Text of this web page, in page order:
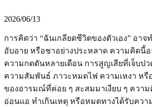
2026/06/13
การคิดว่า “ฉันเกลียดชีวิตของตัวเอง” อาจ
อับอาย หรือชาอย่างประหลาด ความคิดนี้อ
ความกดดันหลายเดือน การสูญเสียที่เจ็บป
ความสัมพันธ์ ภาวะหมดไฟ ความเหงา หรื
ของอารมณ์ที่ค่อย ๆ สะสมมาเงียบ ๆ ควา
อ่อนแอ ทำเกินเหตุ หรือหมดทางได้รับควา